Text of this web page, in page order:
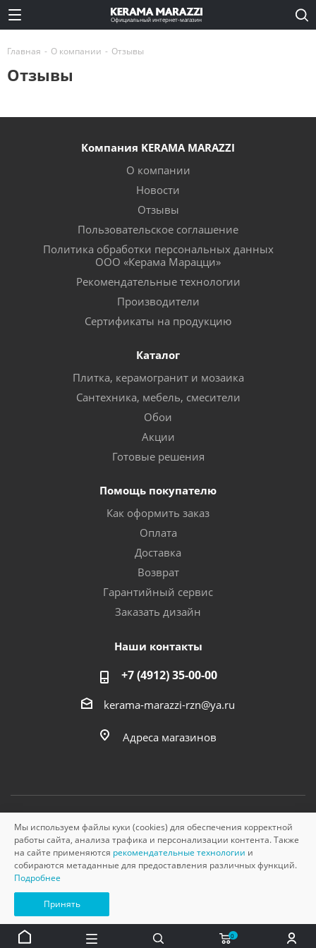
Официальный интернет-магазин
Главная - О компании - Отзывы
Отзывы
Компания KERAMA MARAZZI
О компании
Новости
Отзывы
Пользовательское соглашение
Политика обработки персональных данных
ООО «Керама Марацци»
Рекомендательные технологии
Производители
Сертификаты на продукцию
Каталог
Плитка, керамогранит и мозаика
Сантехника, мебель, смесители
Обои
Акции
Готовые решения
Помощь покупателю
Как оформить заказ
Оплата
Доставка
Возврат
Гарантийный сервис
Заказать дизайн
Наши контакты
+7 (4912) 35-00-00
kerama-marazzi-rzn@ya.ru
Адреса магазинов
© «Керама Марацци», ОГРН 1145749000210, 2026
0
Мы используем файлы куки (cookies) для обеспечения корректной
работы сайта, анализа трафика и персонализации контента. Также
на сайте применяются рекомендательные технологии и
собираются метаданные для предоставления различных функций.
Подробнее
Принять